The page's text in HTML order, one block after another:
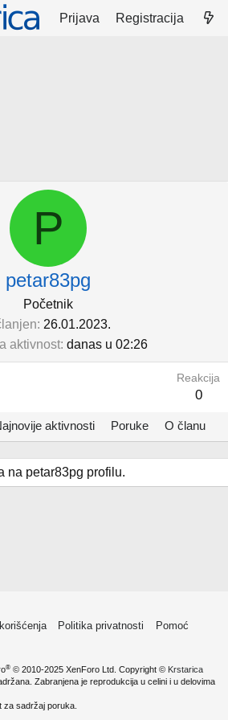
Prijava Registracija
P
petar83pg
Početnik
26.01.2023.
aktivnost danas u 02:26
Reakcija
0
aktivnosti Poruke O članu
na petar83pg profilu.
Politika privatnosti
Pomoć
® © 2010-2025 XenForo Ltd. Copyright © Krstarica
Zabranjena je reprodukcija u celini i u delovima
za sadržaj poruka.